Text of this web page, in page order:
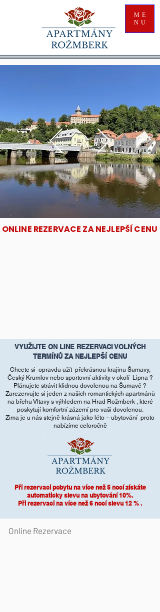
ME
NU
ONLINE REZERVACE ZA NEJLEPŠÍ CENU
VYUŽIJTE ON LINE REZERVACI VOLNÝCH
TERMÍNŮ ZA NEJLEPŠÍ CENU
Chcete si opravdu užít překrásnou krajinu Šumavy,
Český Krumlov nebo sportovní aktivity v okolí Lipna ?
Plánujete strávit klidnou dovolenou na Šumavě ?
Zarezervujte si jeden z našich romantických apartmánů
na břehu Vltavy s výhledem na Hrad Rožmberk , které
poskytují komfortní zázemí pro vaši dovolenou.
Zima je u nás stejně krásná jako léto – ubytování proto
nabízíme celoročně
Při rezervaci pobytu na více než 5 nocí získáte
automaticky slevu na ubytování 10%.
Při rezervaci na více než 6 nocí slevu 12 % .
Online Rezervace